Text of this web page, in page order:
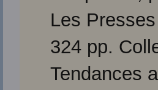
Les
324 pp.
Tendances